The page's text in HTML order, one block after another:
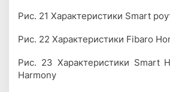
Рис. 21 Характеристики Smart
Рис. 22 Характеристики Fibaro
Рис. 23 Характеристики Smart
Harmony